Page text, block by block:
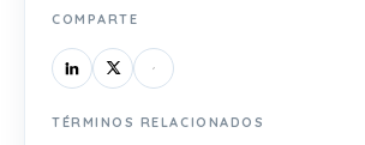
COMPARTE
TÉRMINOS RELACIONADOS